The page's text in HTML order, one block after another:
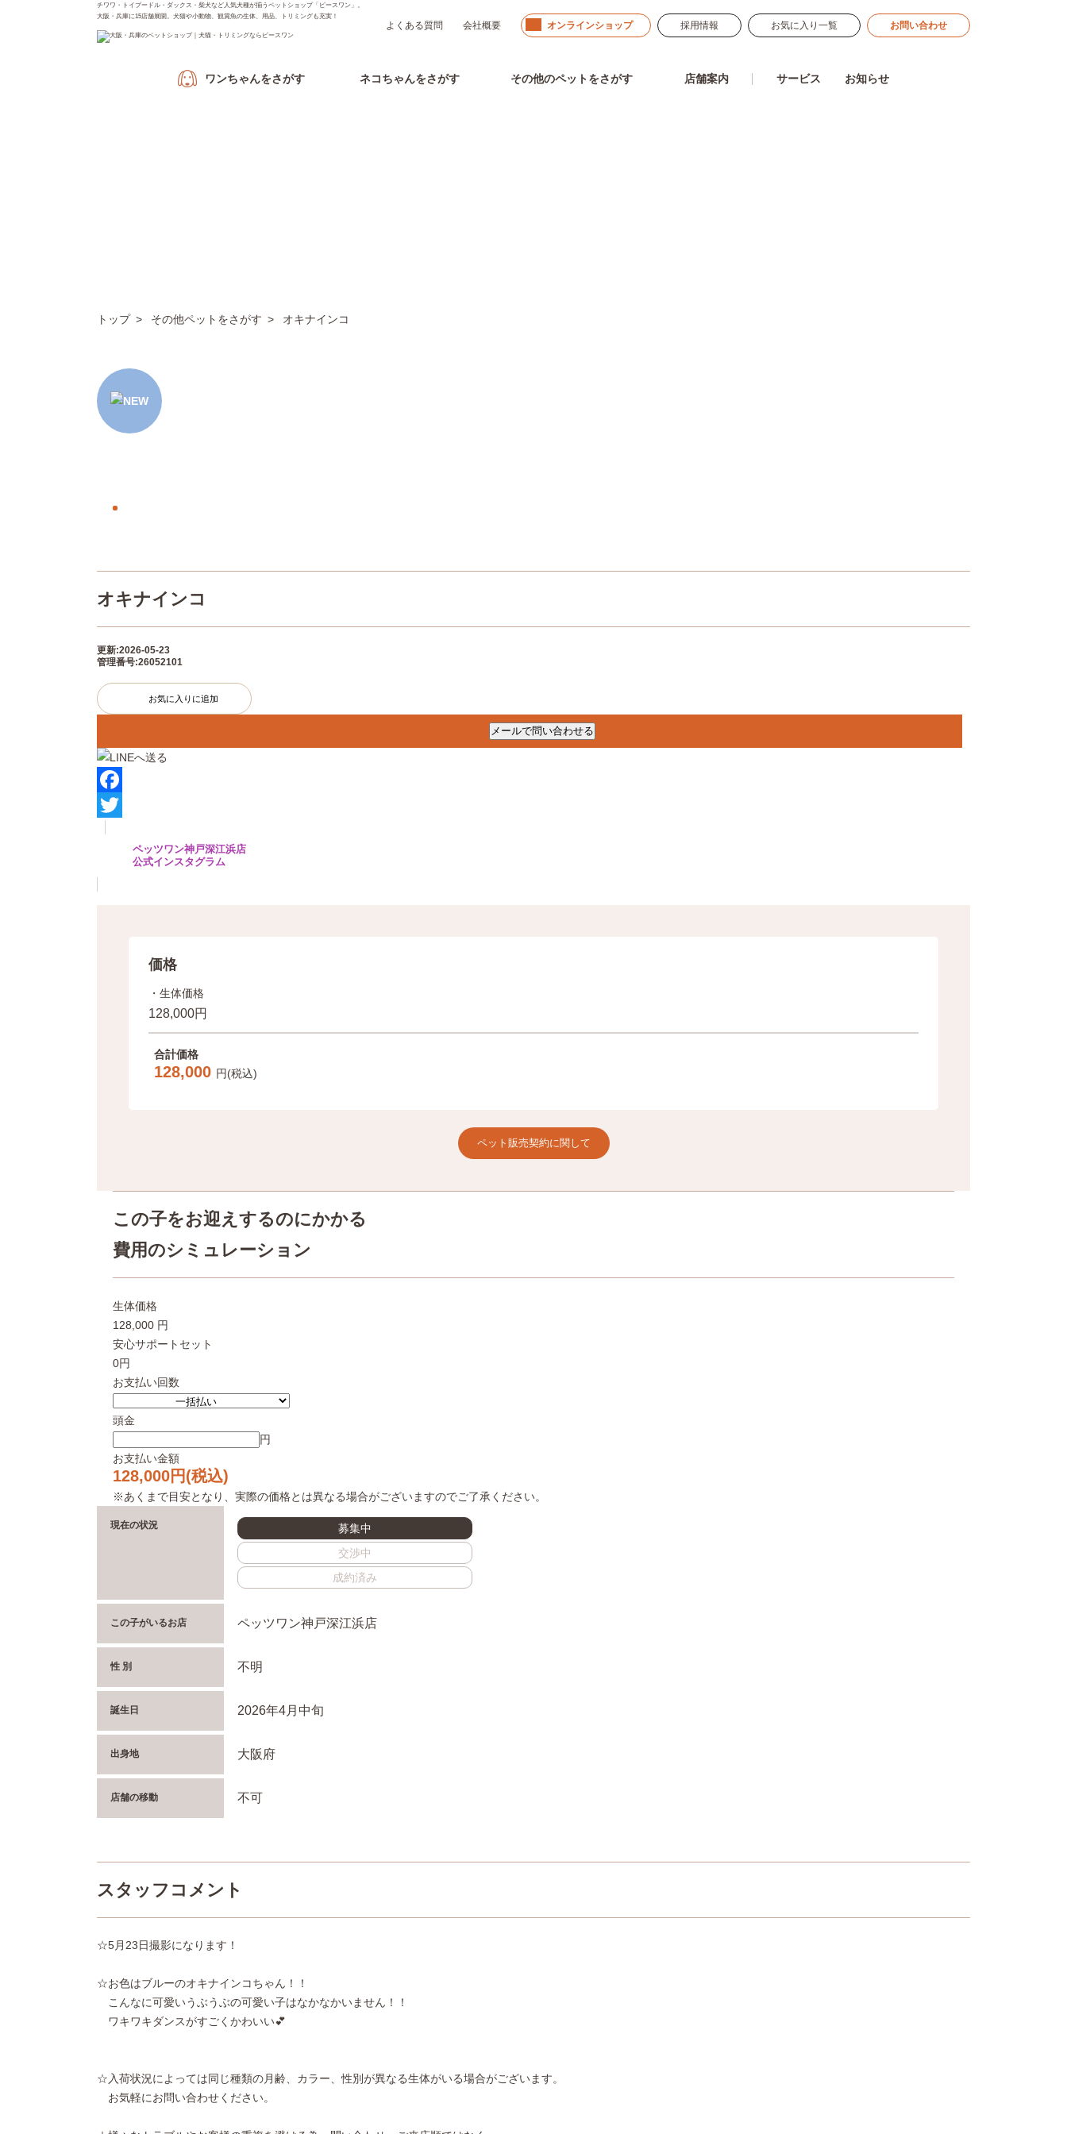
チワワ・トイプードル・ダックス・柴犬など人気犬種が揃うペットショップ「ピースワン」。
大阪・兵庫に15店舗展開。犬猫や小動物、観賞魚の生体、用品、トリミングも充実！
よくある質問 会社概要 オンラインショップ 採用情報 お気に入り一覧 お問い合わせ
ワンちゃんをさがす ネコちゃんをさがす その他のペットをさがす 店舗案内 サービス お知らせ
トップ その他ペットをさがす オキナインコ
オキナインコ
更新:2026-05-23
管理番号:26052101
お気に入りに追加
F
ei
ペッツワン神戸深江浜店
公式インスタグラム
価格
・生体価格
128,000円
合計価格
128,000 円(税込)
ペット販売契約に関して
この子をお迎えするのにかかる
費用のシミュレーション
生体価格
128,000 円
安心サポートセット
0円
お支払い回数
頭金
円
お支払い金額
128,000円(税込)
※あくまで目安となり、実際の価格とは異なる場合がございますのでご了承ください。
現在の状況
募集中
交渉中
成約済み
この子がいるお店 ペッツワン神戸深江浜店
性 別 不明
誕生日 2026年4月中旬
出身地 大阪府
店舗の移動 不可
スタッフコメント
☆5月23日撮影になります！
☆お色はブルーのオキナインコちゃん！！
こんなに可愛いうぶうぶの可愛い子はなかなかいません！！
ワキワキダンスがすごくかわいい💕
☆入荷状況によっては同じ種類の月齢、カラー、性別が異なる生体がいる場合がございます。
お気軽にお問い合わせください。